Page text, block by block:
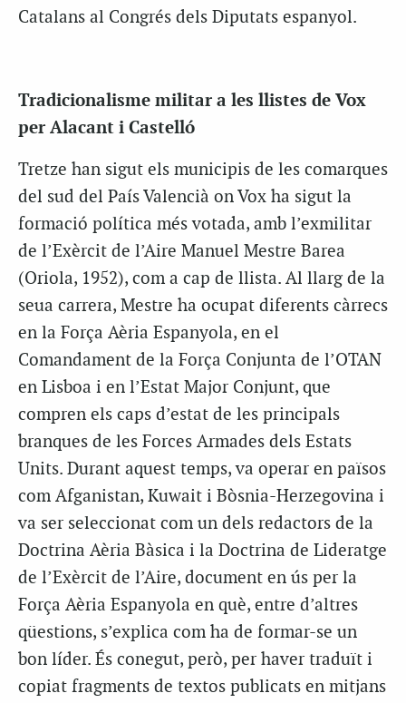
Catalans al Congrés dels Diputats espanyol.
Tradicionalisme militar a les llistes de Vox
per Alacant i Castelló
Tretze han sigut els municipis de les comarques
del sud del País Valencià on Vox ha sigut la
formació política més votada, amb l’exmilitar
de l’Exèrcit de l’Aire Manuel Mestre Barea
(Oriola, 1952), com a cap de llista. Al llarg de la
seua carrera, Mestre ha ocupat diferents càrrecs
en la Força Aèria Espanyola, en el
Comandament de la Força Conjunta de l’OTAN
en Lisboa i en l’Estat Major Conjunt, que
compren els caps d’estat de les principals
branques de les Forces Armades dels Estats
Units. Durant aquest temps, va operar en països
com Afganistan, Kuwait i Bòsnia-Herzegovina i
va ser seleccionat com un dels redactors de la
Doctrina Aèria Bàsica i la Doctrina de Lideratge
de l’Exèrcit de l’Aire, document en ús per la
Força Aèria Espanyola en què, entre d’altres
qüestions, s’explica com ha de formar-se un
bon líder. És conegut, però, per haver traduït i
copiat fragments de textos publicats en mitjans